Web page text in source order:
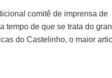
comitê de imprensa de
tempo de que se trata do
do Castelinho, o maior